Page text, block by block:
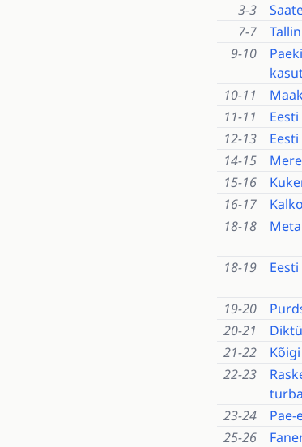
3-3
7-7
9-10
10-11
11-11
12-13
14-15
15-16
16-17
18-18
18-19
19-20
20-21
21-22
22-23
23-24
25-26